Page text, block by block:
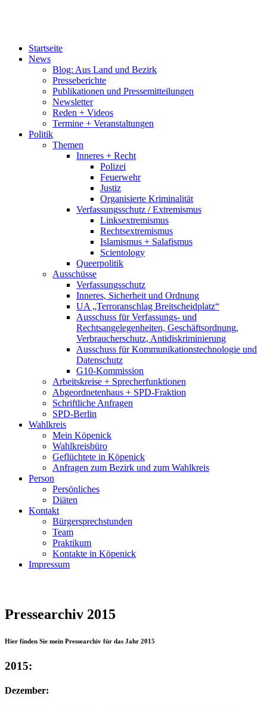
Startseite
News
Blog: Aus Land und Bezirk
Presseberichte
Publikationen und Pressemitteilungen
Newsletter
Reden + Videos
Termine + Veranstaltungen
Politik
Themen
Inneres + Recht
Polizei
Feuerwehr
Justiz
Organisierte Kriminalität
Verfassungsschutz / Extremismus
Linksextremismus
Rechtsextremismus
Islamismus + Salafismus
Scientology
Queerpolitik
Ausschüsse
Verfassungsschutz
Inneres, Sicherheit und Ordnung
UA „Terroranschlag Breitscheidplatz“
Ausschuss für Verfassungs- und
Rechtsangelegenheiten, Geschäftsordnung,
Verbraucherschutz, Antidiskriminierung
Ausschuss für Kommunikationstechnologie und
Datenschutz
G10-Kommission
Arbeitskreise + Sprecherfunktionen
Abgeordnetenhaus + SPD-Fraktion
Schriftliche Anfragen
SPD-Berlin
Wahlkreis
Mein Köpenick
Wahlkreisbüro
Geflüchtete in Köpenick
Anfragen zum Bezirk und zum Wahlkreis
Person
Persönliches
Diäten
Kontakt
Bürgersprechstunden
Team
Praktikum
Kontakte in Köpenick
Impressum
Pressearchiv 2015
Hier finden Sie mein Pressearchiv für das Jahr 2015
2015:
Dezember: